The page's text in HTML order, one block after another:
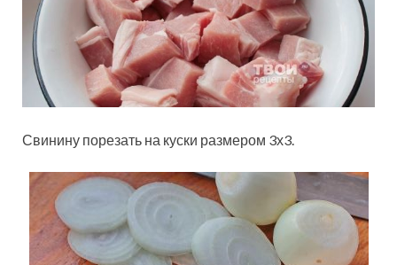
Свинину порезать на куски размером 3х3.